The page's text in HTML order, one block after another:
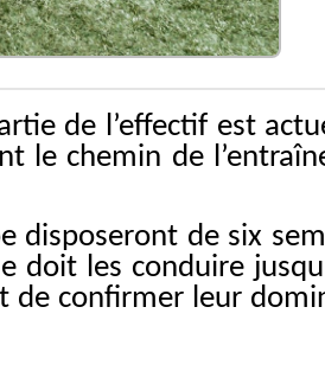
de l’effectif est
le chemin de
disposeront de six
doit les conduire
de confirmer leur